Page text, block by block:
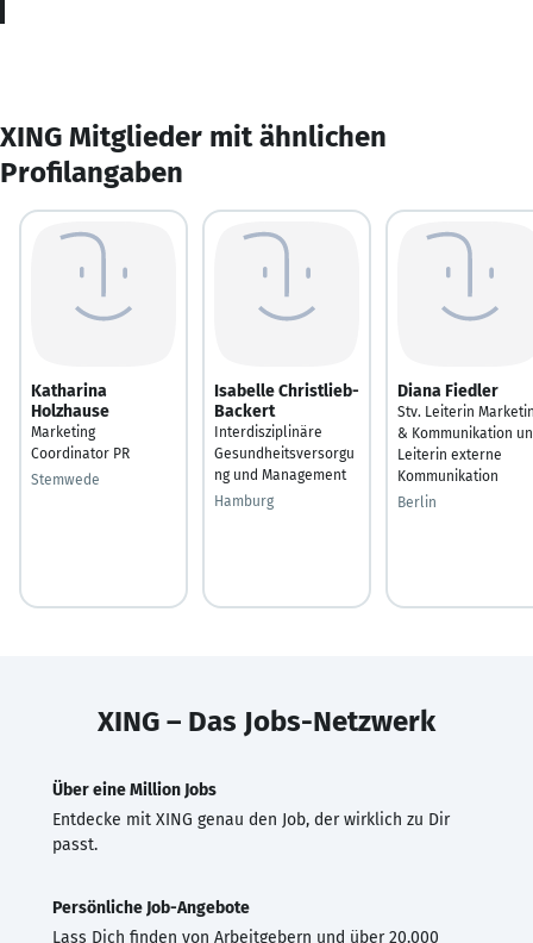
XING Mitglieder mit ähnlichen
Profilangaben
Katharina
Holzhause
Marketing
Coordinator PR
Stemwede
Isabelle Christlieb-
Backert
Interdisziplinäre
Gesundheitsversorgu
ng und Management
Hamburg
Diana Fiedler
Stv. Leiterin
& Kommunikation
Leiterin externe
Kommunikation
Berlin
XING – Das Jobs-Netzwerk
Über eine Million Jobs
Entdecke mit XING genau den Job, der wirklich zu Dir
passt.
Persönliche Job-Angebote
Lass Dich finden von Arbeitgebern und über 20.000